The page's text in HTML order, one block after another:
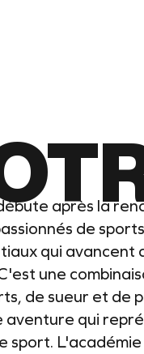
après la
de
qui avancent
une
de sueur et de
aventure qui
sport.